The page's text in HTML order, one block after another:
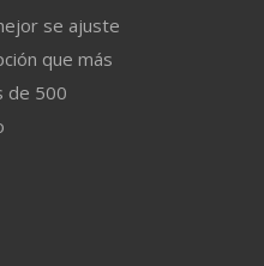
se ajuste
que más
de 500